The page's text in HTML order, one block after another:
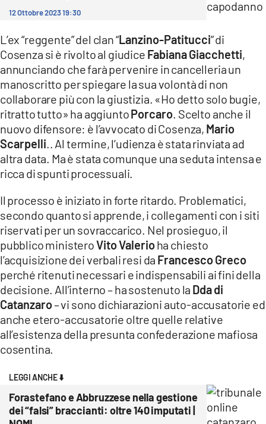
ANDROID
APPLE
12 Ottobre 2023 19:30
L’ex “reggente” del clan “Lanzino-Patitucci” di
Cosenza si è rivolto al giudice Fabiana Giacchetti,
annunciando che farà pervenire in cancelleria un
manoscritto per spiegare la sua volontà di non
collaborare più con la giustizia. «Ho detto solo bugie,
ritratto tutto» ha aggiuntoPorcaro . Scelto anche il
nuovo difensore: è l’avvocato di Cosenza, Mario
Scarpelli .. Al termine, l’udienza è stata rinviata ad
altra data. Ma è stata comunque una seduta intensa e
ricca di spunti processuali.
Il processo è iniziato in forte ritardo. Problematici,
secondo quanto si apprende, i collegamenti con i siti
riservati per un sovraccarico. Nel prosieguo, il
pubblico ministeroVito Valerioha chiesto
l’acquisizione dei verbali resi da Francesco Greco
perché ritenuti necessari e indispensabili ai fini della
decisione. All’interno – ha sostenuto la Dda di
Catanzaro– vi sono dichiarazioni auto-accusatorie ed
anche etero-accusatorie oltre quelle relative
all’esistenza della presunta confederazione mafiosa
cosentina.
LEGGI ANCHE ⬇️
Forastefano e Abbruzzese nella gestione
dei “falsi” braccianti: oltre 140 imputati |